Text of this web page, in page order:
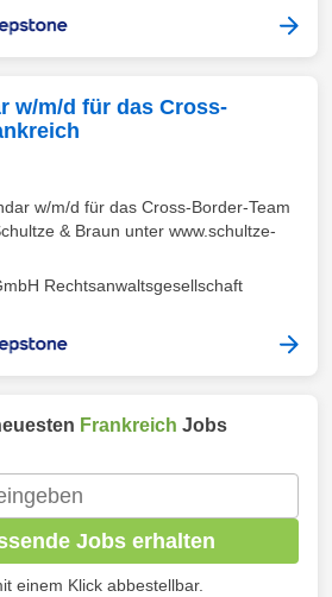
w/m/d für das Cross-
w/m/d für das Cross-Border-Team
& Braun unter www.schultze-
Rechtsanwaltsgesellschaft
Frankreich Jobs
Jobs erhalten
einem Klick abbestellbar.